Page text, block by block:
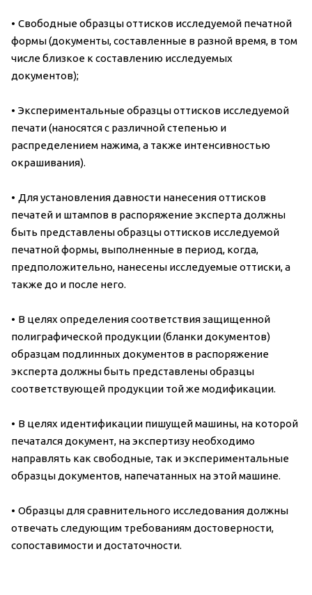
• Свободные образцы оттисков исследуемой печатной
формы (документы, составленные в разной время, в том
числе близкое к составлению исследуемых
документов);
• Экспериментальные образцы оттисков исследуемой
печати (наносятся с различной степенью и
распределением нажима, а также интенсивностью
окрашивания).
• Для установления давности нанесения оттисков
печатей и штампов в распоряжение эксперта должны
быть представлены образцы оттисков исследуемой
печатной формы, выполненные в период, когда,
предположительно, нанесены исследуемые оттиски, а
также до и после него.
• В целях определения соответствия защищенной
полиграфической продукции (бланки документов)
образцам подлинных документов в распоряжение
эксперта должны быть представлены образцы
соответствующей продукции той же модификации.
• В целях идентификации пишущей машины, на которой
печатался документ, на экспертизу необходимо
направлять как свободные, так и экспериментальные
образцы документов, напечатанных на этой машине.
• Образцы для сравнительного исследования должны
отвечать следующим требованиям достоверности,
сопоставимости и достаточности.